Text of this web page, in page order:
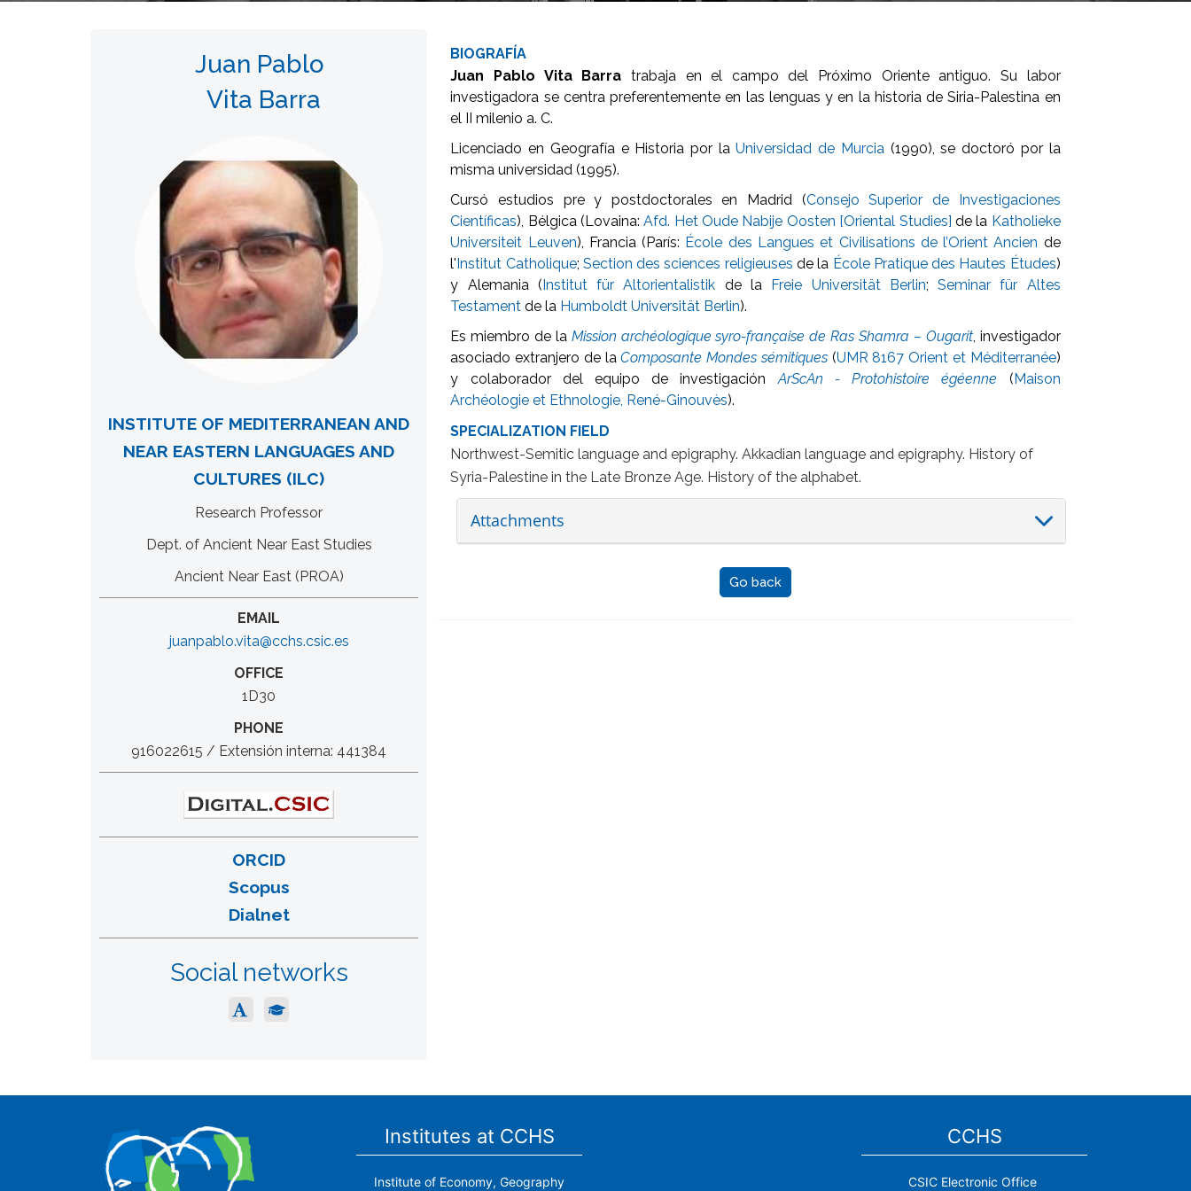
Juan Pablo
Vita Barra
INSTITUTE OF MEDITERRANEAN AND
NEAR EASTERN LANGUAGES AND
CULTURES (ILC)
Research Professor
Dept. of Ancient Near East Studies
Ancient Near East (PROA)
EMAIL
juanpablo.vita@cchs.csic.es
OFFICE
1D30
PHONE
916022615 / Extensión interna: 441384
ORCID
Scopus
Dialnet
Social networks
BIOGRAFÍA
Juan Pablo Vita Barra trabaja en el campo del Próximo Oriente antiguo. Su labor
investigadora se centra preferentemente en las lenguas y en la historia de Siria-Palestina en
el II milenio a. C.
Licenciado en Geografía e Historia por laUniversidad de Murcia(1990), se doctoró por la
misma universidad (1995).
Cursó estudios pre y postdoctorales en Madrid (Consejo Superior de Investigaciones
Científicas), Bélgica (Lovaina:Afd. Het Oude Nabije Oosten [Oriental Studies] de la Katholieke
Universiteit Leuven), Francia (París: École des Langues et Civilisations de l’Orient Ancien de
l'Institut Catholique; Section des sciences religieuses de la École Pratique des Hautes Études)
y Alemania (Institut für Altorientalistik de la Freie Universität Berlin;Seminar für Altes
Testament de la Humboldt Universität Berlin).
Es miembro de la Mission archéologique syro-française de Ras Shamra – Ougarit, investigador
asociado extranjero de laComposante Mondes sémitiques (UMR 8167 Orient et Méditerranée)
y colaborador del equipo de investigaciónArScAn - Protohistoire égéenne (Maison
Archéologie et Ethnologie, René-Ginouvès).
SPECIALIZATION FIELD
Northwest-Semitic language and epigraphy. Akkadian language and epigraphy. History of
Syria-Palestine in the Late Bronze Age. History of the alphabet.
Attachments
Go back
Institutes at CCHS
Institute of Economy, Geography
CCHS
CSIC Electronic Office